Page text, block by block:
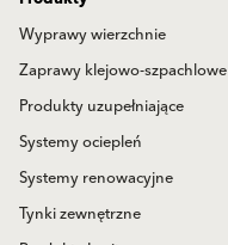
Wyprawy wierzchnie
Zaprawy klejowo-szpachlowe
Produkty uzupełniające
Systemy ociepleń
Systemy renowacyjne
Tynki zewnętrzne